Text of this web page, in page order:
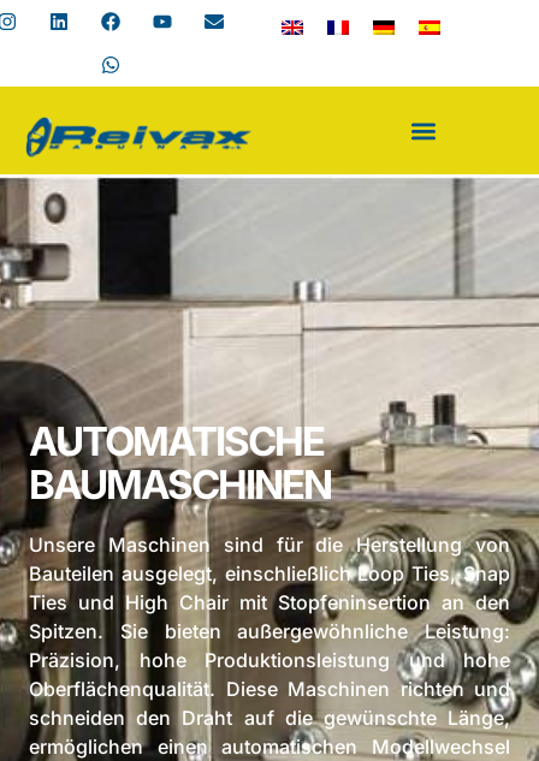
AUTOMATISCHE
BAUMASCHINEN
Unsere Maschinen sind für die Herstellung von
Bauteilen ausgelegt, einschließlich Loop Ties, Snap
Ties und High Chair mit Stopfeninsertion an den
Spitzen. Sie bieten außergewöhnliche Leistung:
Präzision, hohe Produktionsleistung und hohe
Oberflächenqualität. Diese Maschinen richten und
schneiden den Draht auf die gewünschte Länge,
ermöglichen einen automatischen Modellwechsel